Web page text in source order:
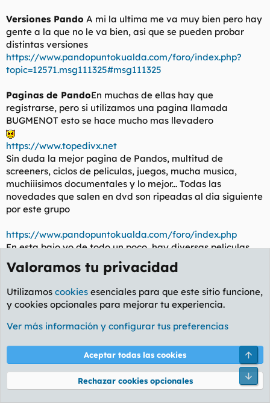
Versiones Pando A mi la ultima me va muy bien pero hay
gente a la que no le va bien, asi que se pueden probar
distintas versiones
https://www.pandopuntokualda.com/foro/index.php?
topic=12571.msg111325#msg111325
Paginas de PandoEn muchas de ellas hay que
registrarse, pero si utilizamos una pagina llamada
BUGMENOT esto se hace mucho mas llevadero
https://www.topedivx.net
Sin duda la mejor pagina de Pandos, multitud de
screeners, ciclos de peliculas, juegos, mucha musica,
muchiiisimos documentales y lo mejor... Todas las
novedades que salen en dvd son ripeadas al dia siguiente
por este grupo
https://www.pandopuntokualda.com/foro/index.php
En esta bajo yo de todo un poco, hay diversas peliculas,
algo de musica, etc... Es una buena pagina
Otra de peliculas y chascas varias, muy recomendable
también
https://www.marvinzone.com/dvdrip-vf17.html
A esta le tengo especial afecto, hay muchisimos ciclos (
ahora mismo estan todas las peliculas de chaplin y de
cantiflas ) y multitud de peliculas antiguas ( tambien
recientes )
Valoramos tu privacidad
Utilizamos cookies esenciales para que este sitio funcione,
y cookies opcionales para mejorar tu experiencia.
Ver más información y configurar tus preferencias
Aceptar todas las cookies
Rechazar cookies opcionales
Pie